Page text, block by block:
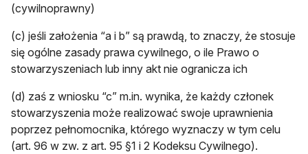
(cywilnoprawny)
(c) jeśli założenia “a i b” są prawdą, to znaczy, że stosuje
się ogólne zasady prawa cywilnego, o ile Prawo o
stowarzyszeniach lub inny akt nie ogranicza ich
(d) zaś z wniosku “c” m.in. wynika, że każdy członek
stowarzyszenia może realizować swoje uprawnienia
poprzez pełnomocnika, którego wyznaczy w tym celu
(art. 96 w zw. z art. 95 §1 i 2 Kodeksu Cywilnego).